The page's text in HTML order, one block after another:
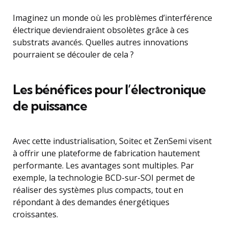
Imaginez un monde où les problèmes d’interférence
électrique deviendraient obsolètes grâce à ces
substrats avancés. Quelles autres innovations
pourraient se découler de cela ?
Les bénéfices pour l’électronique
de puissance
Avec cette industrialisation, Soitec et ZenSemi visent
à offrir une plateforme de fabrication hautement
performante. Les avantages sont multiples. Par
exemple, la technologie BCD-sur-SOI permet de
réaliser des systèmes plus compacts, tout en
répondant à des demandes énergétiques
croissantes.